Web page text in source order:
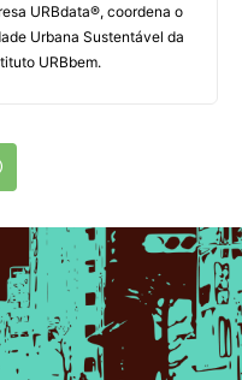
URBdata®, coordena o
Urbana Sustentável da
URBbem.